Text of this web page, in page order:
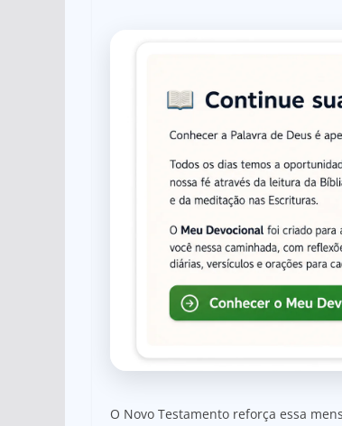
O Novo Testamento reforça essa